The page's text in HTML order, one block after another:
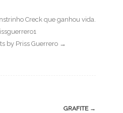
Creck que ganhou vida.
by Priss Guerrero →
GRAFITE →